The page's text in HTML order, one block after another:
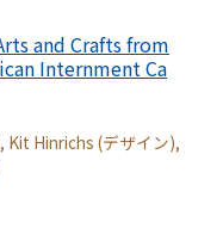
and Crafts from
Internment Ca
Kit Hinrichs (デザイン),